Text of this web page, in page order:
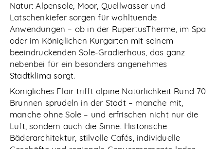
Natur: Alpensole, Moor, Quellwasser und
Latschenkiefer sorgen für wohltuende
Anwendungen – ob in der RupertusTherme, im Spa
oder im Königlichen Kurgarten mit seinem
beeindruckenden Sole-Gradierhaus, das ganz
nebenbei für ein besonders angenehmes
Stadtklima sorgt.
Königliches Flair trifft alpine Natürlichkeit Rund 70
Brunnen sprudeln in der Stadt – manche mit,
manche ohne Sole – und erfrischen nicht nur die
Luft, sondern auch die Sinne. Historische
Bäderarchitektur, stilvolle Cafés, individuelle